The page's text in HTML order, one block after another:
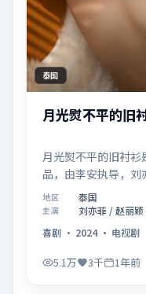
泰国
月光熨不平的旧
月光熨不平的旧衬
品，由李安执导，刘
演，于2024年11月
迟疑与勇敢迈出的一
有张力，节奏起伏得
度强化了类型片的观
间，适合关注现实主
地区 泰国
主演
刘亦菲 / 赵丽
喜剧 · 2024· 电视剧
5.1万 3千 1年前